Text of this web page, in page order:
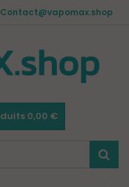
Contact@vapomax.shop
0,00 €